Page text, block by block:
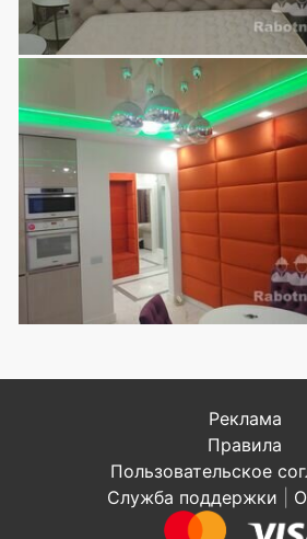
Реклама
Правила
Пользовательское
Служба поддержки